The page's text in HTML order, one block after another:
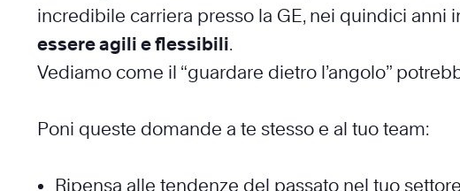
incredibile carriera presso la GE, nei quindici
essere agili e flessibili.
Vediamo come il “guardare dietro l’angolo”
Poni queste domande a te stesso e al tuo team:
Ripensa alle tendenze del passato nel tuo